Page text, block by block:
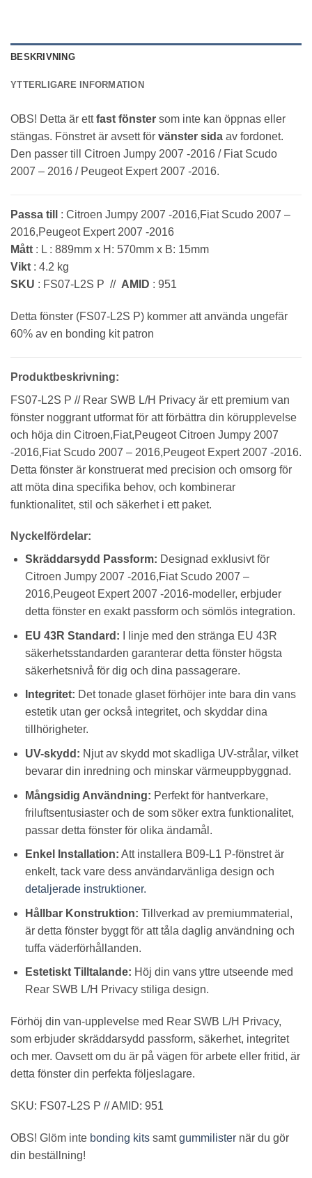
BESKRIVNING
YTTERLIGARE INFORMATION
OBS! Detta är ettfast fönster som inte kan öppnas eller
stängas. Fönstret är avsett för vänster sida av fordonet.
Den passer till Citroen Jumpy 2007 -2016 / Fiat Scudo
2007 – 2016 / Peugeot Expert 2007 -2016.
Passa till
: Citroen Jumpy 2007 -2016,Fiat Scudo 2007 –
2016,Peugeot Expert 2007 -2016
Mått : L : 889mm x H: 570mm x B: 15mm
Vikt : 4.2 kg
SKU : FS07-L2S P // AMID : 951
Detta fönster (FS07-L2S P) kommer att använda ungefär
60% av en bonding kit patron
Produktbeskrivning:
FS07-L2S P // Rear SWB L/H Privacy är ett premium van
fönster noggrant utformat för att förbättra din körupplevelse
och höja din Citroen,Fiat,Peugeot Citroen Jumpy 2007
-2016,Fiat Scudo 2007 – 2016,Peugeot Expert 2007 -2016.
Detta fönster är konstruerat med precision och omsorg för
att möta dina specifika behov, och kombinerar
funktionalitet, stil och säkerhet i ett paket.
Nyckelfördelar:
Skräddarsydd Passform: Designad exklusivt för
Citroen Jumpy 2007 -2016,Fiat Scudo 2007 –
2016,Peugeot Expert 2007 -2016-modeller, erbjuder
detta fönster en exakt passform och sömlös integration.
EU 43R Standard: I linje med den stränga EU 43R
säkerhetsstandarden garanterar detta fönster högsta
säkerhetsnivå för dig och dina passagerare.
Integritet: Det tonade glaset förhöjer inte bara din vans
estetik utan ger också integritet, och skyddar dina
tillhörigheter.
UV-skydd: Njut av skydd mot skadliga UV-strålar, vilket
bevarar din inredning och minskar värmeuppbyggnad.
Mångsidig Användning: Perfekt för hantverkare,
friluftsentusiaster och de som söker extra funktionalitet,
passar detta fönster för olika ändamål.
Enkel Installation: Att installera B09-L1 P-fönstret är
enkelt, tack vare dess användarvänliga design och
detaljerade instruktioner.
Hållbar Konstruktion: Tillverkad av premiummaterial,
är detta fönster byggt för att tåla daglig användning och
tuffa väderförhållanden.
Estetiskt Tilltalande: Höj din vans yttre utseende med
Rear SWB L/H Privacy stiliga design.
Förhöj din van-upplevelse med Rear SWB L/H Privacy,
som erbjuder skräddarsydd passform, säkerhet, integritet
och mer. Oavsett om du är på vägen för arbete eller fritid, är
detta fönster din perfekta följeslagare.
SKU: FS07-L2S P // AMID: 951
OBS! Glöm inte bonding kits samtgummilister när du gör
din beställning!